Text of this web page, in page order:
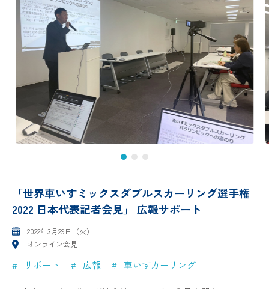
「世界車いすミックスダブルスカーリング選手権
2022 日本代表記者会見」 広報サポート
2022年3月29日（火）
オンライン会見
サポート 広報 車いすカーリング